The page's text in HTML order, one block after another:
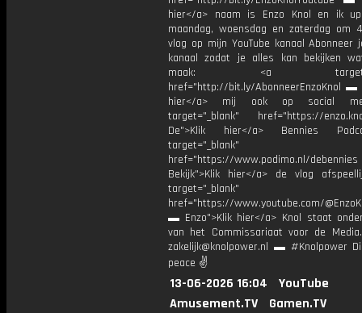
hier</a> naam is Enzo Knol en ik
maandag, woensdag en zaterdag om
vlog op mijn YouTube kanaal Abonneer
kanaal zodat je alles kan bekijken
maak: <a
href="http://bit.ly/AbonneerEnzoKnol ▬
hier</a> mij ook op social
target="_blank" href="https://
De">Klik hier</a> Bennies
target="_blank"
href="https://www.podimo.nl/debennies
Bekijk">Klik hier</a> de vlog
target="_blank"
href="https://www.youtube.com/
▬ Enzo">Klik hier</a> Knol staat
van het Commissariaat voor de
zakelijk@knolpower.nl ▬ #Knolpower
peace ✌
13-06-2026 16:04
YouTube
Amusement.TV
Gamen.TV